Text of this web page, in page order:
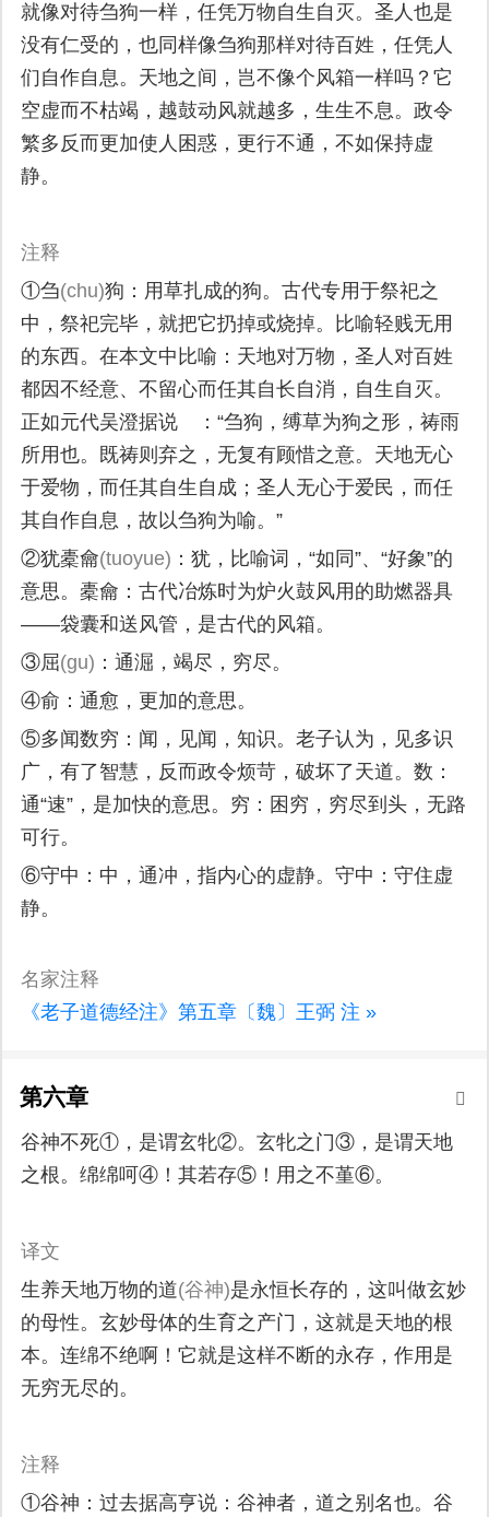
就像对待刍狗一样，任凭万物自生自灭。圣人也是
没有仁受的，也同样像刍狗那样对待百姓，任凭人
们自作自息。天地之间，岂不像个风箱一样吗？它
空虚而不枯竭，越鼓动风就越多，生生不息。政令
繁多反而更加使人困惑，更行不通，不如保持虚
静。
注释
①刍(chu)狗：用草扎成的狗。古代专用于祭祀之
中，祭祀完毕，就把它扔掉或烧掉。比喻轻贱无用
的东西。在本文中比喻：天地对万物，圣人对百姓
都因不经意、不留心而任其自长自消，自生自灭。
正如元代吴澄据说 ：“刍狗，缚草为狗之形，祷雨
所用也。既祷则弃之，无复有顾惜之意。天地无心
于爱物，而任其自生自成；圣人无心于爱民，而任
其自作自息，故以刍狗为喻。”
②犹橐龠(tuoyue) ：犹，比喻词，“如同”、“好象”的
意思。橐龠：古代冶炼时为炉火鼓风用的助燃器具
——袋囊和送风管，是古代的风箱。
③屈(gu) ：通淈，竭尽，穷尽。
④俞：通愈，更加的意思。
⑤多闻数穷：闻，见闻，知识。老子认为，见多识
广，有了智慧，反而政令烦苛，破坏了天道。数：
通“速”，是加快的意思。穷：困穷，穷尽到头，无路
可行。
⑥守中：中，通冲，指内心的虚静。守中：守住虚
静。
名家注释
《老子道德经注》第五章〔魏〕王弼 注 »
第六章
谷神不死①，是谓玄牝②。玄牝之门③，是谓天地
之根。绵绵呵④！其若存⑤！用之不堇⑥。
译文
生养天地万物的道(谷神)是永恒长存的，这叫做玄妙
的母性。玄妙母体的生育之产门，这就是天地的根
本。连绵不绝啊！它就是这样不断的永存，作用是
无穷无尽的。
注释
①谷神：过去据高亨说：谷神者，道之别名也。谷